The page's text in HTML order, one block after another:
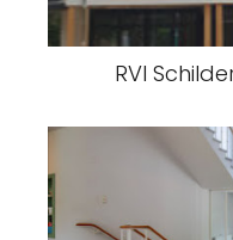
RVI